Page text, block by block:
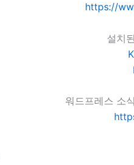
https://
설치
워드프레스 소